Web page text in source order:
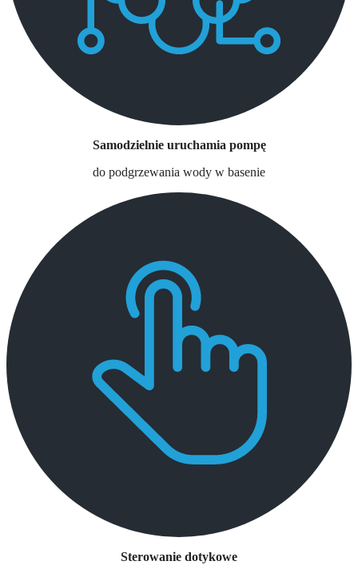
Samodzielnie uruchamia pompę
do podgrzewania wody w basenie
Sterowanie dotykowe